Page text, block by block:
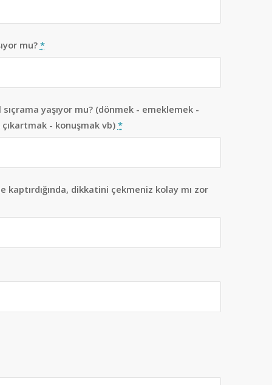
mu?*
yaşıyor mu? (dönmek - emeklemek -
- konuşmak vb)*
kaptırdığında, dikkatini çekmeniz kolay mı zor